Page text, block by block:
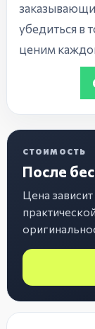
убедиться в
ценим
СТОИМОСТЬ
После
Цена